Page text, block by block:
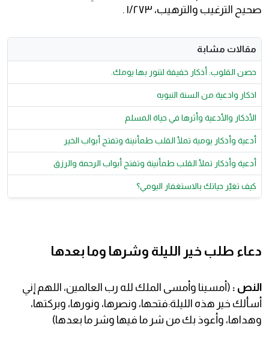
صحيح الترغيب والترهيب، ١/٢٧٣ .
مقالات مشابة
حصن القلوب: أذكار خفيفة لتنور بها يومك.
اذكار وادعية من السنة النبويه
الأذكار والأدعية وأثرها في حياة المسلم
أدعية وأذكار يومية تملأ القلب طمأنينة وتفتح أبواب الخير
أدعية وأذكار تملأ القلب طمأنينة وتفتح أبواب الرحمة والرزق
كيف تغيّر حياتك بالاستغفار اليومي؟
دعاء طلب خير الليلة وشرها وما بعدها
النص : (أمسينا وأمسى الملك لله رب العالمين، اللهم إني
أسألك خير هذه الليلة:فتحها، ونصرها، ونورها، وبركتها،
وهداها، وأعوذ بك من شر ما فيها وشر ما بعدها)